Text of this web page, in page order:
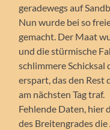
geradewegs auf
Nun wurde bei so
gemacht. Der Maat
und die stürmische
schlimmere Schicksal
erspart, das den
am nächsten Tag traf.
Fehlende Daten, hier
des Breitengrades